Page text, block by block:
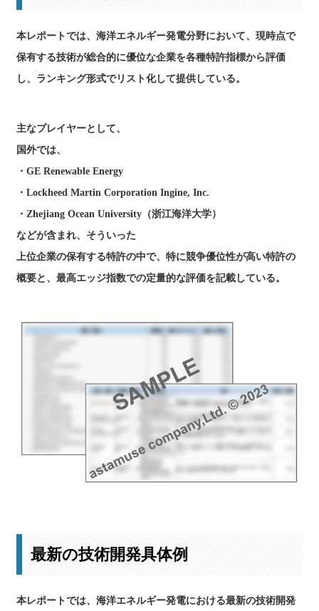
本レポートでは、海洋エネルギー発電分野において、現時点で
保有する技術が総合的に優位な企業を各種特許指標から評価
し、ランキング形式でリスト化して提供している。
主なプレイヤーとして、
国外では、
・GE Renewable Energy
・Lockheed Martin Corporation Ingine, Inc.
・Zhejiang Ocean University（浙江海洋大学）
などが含まれ、そういった
上位企業の保有する特許の中で、特に競争優位性が高い特許の
概要と、最高エッジ指数での定量的な評価を記載している。
最新の技術開発具体例
本レポートでは、海洋エネルギー発電における最新の技術開発